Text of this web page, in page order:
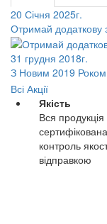
20 Січня 2025г.
Отримай додаткову
31 грудня 2018г.
З Новим 2019
Всі Акції
Якість
Вся продукція
контроль
відправкою